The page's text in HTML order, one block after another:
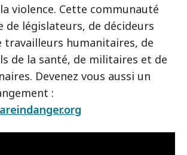
violence. Cette communauté
de législateurs, de décideurs
travailleurs humanitaires, de
de la santé, de militaires et de
Devenez vous aussi un
: